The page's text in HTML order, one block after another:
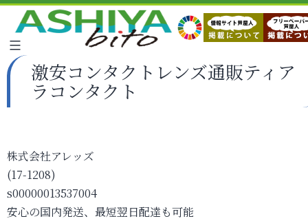
激安コンタクトレンズ通販ティア
ラコンタクト
株式会社アレッズ
(17-1208)
s00000013537004
安心の国内発送、最短翌日配達も可能